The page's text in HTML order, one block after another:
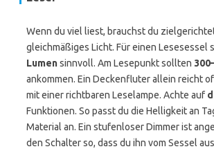
Wenn du viel liest, brauchst du
gleichmäßiges Licht. Für einen Lesesessel
Lumensinnvoll. Am Lesepunkt sollten
ankommen. Ein Deckenfluter allein reicht
mit einer richtbaren Leselampe. Achte auf
Funktionen. So passt du die Helligkeit an
Material an. Ein stufenloser Dimmer ist
den Schalter so, dass du ihn vom Sessel